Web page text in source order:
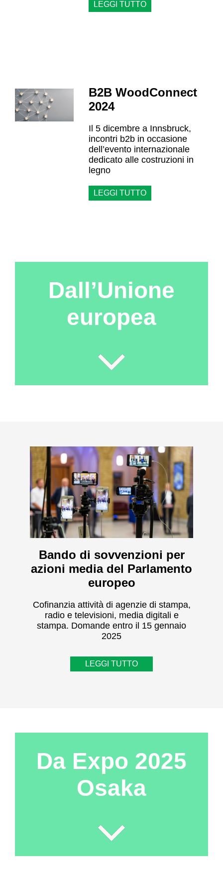
LEGGI TUTTO
B2B WoodConnect
2024
Il 5 dicembre a Innsbruck,
incontri b2b in occasione
dell’evento internazionale
dedicato alle costruzioni in
legno
LEGGI TUTTO
Dall’Unione
europea
Bando di sovvenzioni per
azioni media del Parlamento
europeo
Cofinanzia attività di agenzie di stampa,
radio e televisioni, media digitali e
stampa. Domande entro il 15 gennaio
2025
LEGGI TUTTO
Da Expo 2025
Osaka